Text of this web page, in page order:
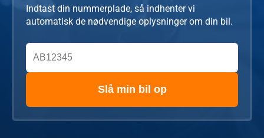
Indtast din nummerplade, så indhenter vi
automatisk de nødvendige oplysninger om din bil.
Slå min bil op